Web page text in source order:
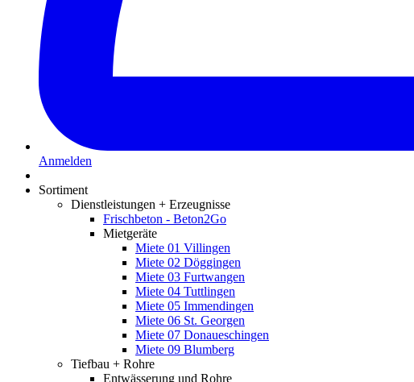
Anmelden
Sortiment
Dienstleistungen + Erzeugnisse
Frischbeton - Beton2Go
Mietgeräte
Miete 01 Villingen
Miete 02 Döggingen
Miete 03 Furtwangen
Miete 04 Tuttlingen
Miete 05 Immendingen
Miete 06 St. Georgen
Miete 07 Donaueschingen
Miete 09 Blumberg
Tiefbau + Rohre
Entwässerung und Rohre